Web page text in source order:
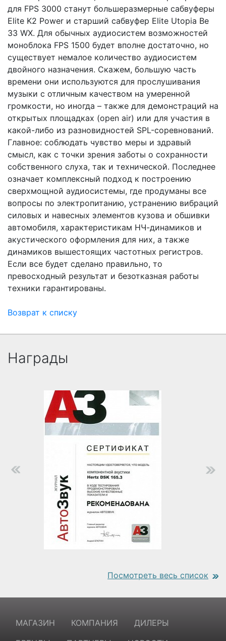
для FPS 3000 станут большеразмерные сабвуферы
Elite K2 Power и старший сабвуфер Elite Utopia Be
33 WX. Для обычных аудиосистем возможностей
моноблока FPS 1500 будет вполне достаточно, но
существует немалое количество аудиосистем
двойного назначения. Скажем, большую часть
времени они используются для прослушивания
музыки с отличным качеством на умеренной
громкости, но иногда – также для демонстраций на
открытых площадках (open air) или для участия в
какой-либо из разновидностей SPL-соревнований.
Главное: соблюдать чувство меры и здравый
смысл, как с точки зрения заботы о сохранности
собственного слуха, так и технической. Последнее
означает комплексный подход к построению
сверхмощной аудиосистемы, где продуманы все
вопросы по электропитанию, устранению вибраций
силовых и навесных элементов кузова и обшивки
автомобиля, характеристикам НЧ-динамиков и
акустического оформления для них, а также
динамиков вышестоящих частотных регистров.
Если все будет сделано правильно, то
превосходный результат и безотказная работы
техники гарантированы.
Возврат к списку
Награды
Посмотреть весь список
МАГАЗИН КОМПАНИЯ
ДИЛЕРЫ